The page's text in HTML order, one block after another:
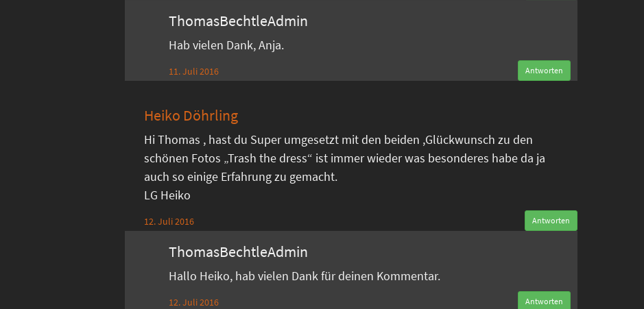
ThomasBechtleAdmin
Hab vielen Dank, Anja.
11. Juli 2016 Antworten
Heiko Döhrling
Hi Thomas , hast du Super umgesetzt mit den beiden ,Glückwunsch zu den
schönen Fotos „Trash the dress“ ist immer wieder was besonderes habe da ja
auch so einige Erfahrung zu gemacht.
LG Heiko
12. Juli 2016 Antworten
ThomasBechtleAdmin
Hallo Heiko, hab vielen Dank für deinen Kommentar.
12. Juli 2016 Antworten